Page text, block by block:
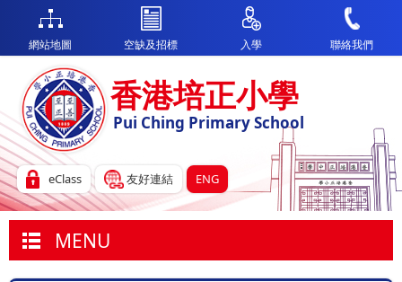
香港培正小學
Pui Ching Primary School
eClass 友好連結 ENG
網站地圖 空缺及招標 入學 聯絡我們
MENU